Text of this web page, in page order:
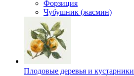
Форзиция
Чубушник (жасмин)
Плодовые деревья и кустарники